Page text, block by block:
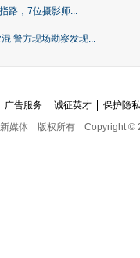
路，7位摄影师...
警方现场勘察发现...
广告服务 诚征英才
保护隐
媒体
版权所有 Copyright ©